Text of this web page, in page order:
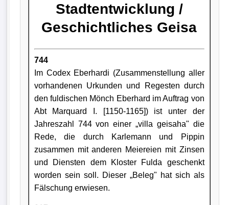
Stadtentwicklung /
Geschichtliches Geisa
744
Im Codex Eberhardi (Zusammenstellung aller
vorhandenen Urkunden und Regesten durch
den fuldischen Mönch Eberhard im Auftrag von
Abt Marquard I. [1150-1165]) ist unter der
Jahreszahl 744 von einer „villa geisaha" die
Rede, die durch Karlemann und Pippin
zusammen mit anderen Meiereien mit Zinsen
und Diensten dem Kloster Fulda geschenkt
worden sein soll. Dieser „Beleg" hat sich als
Fälschung erwiesen.